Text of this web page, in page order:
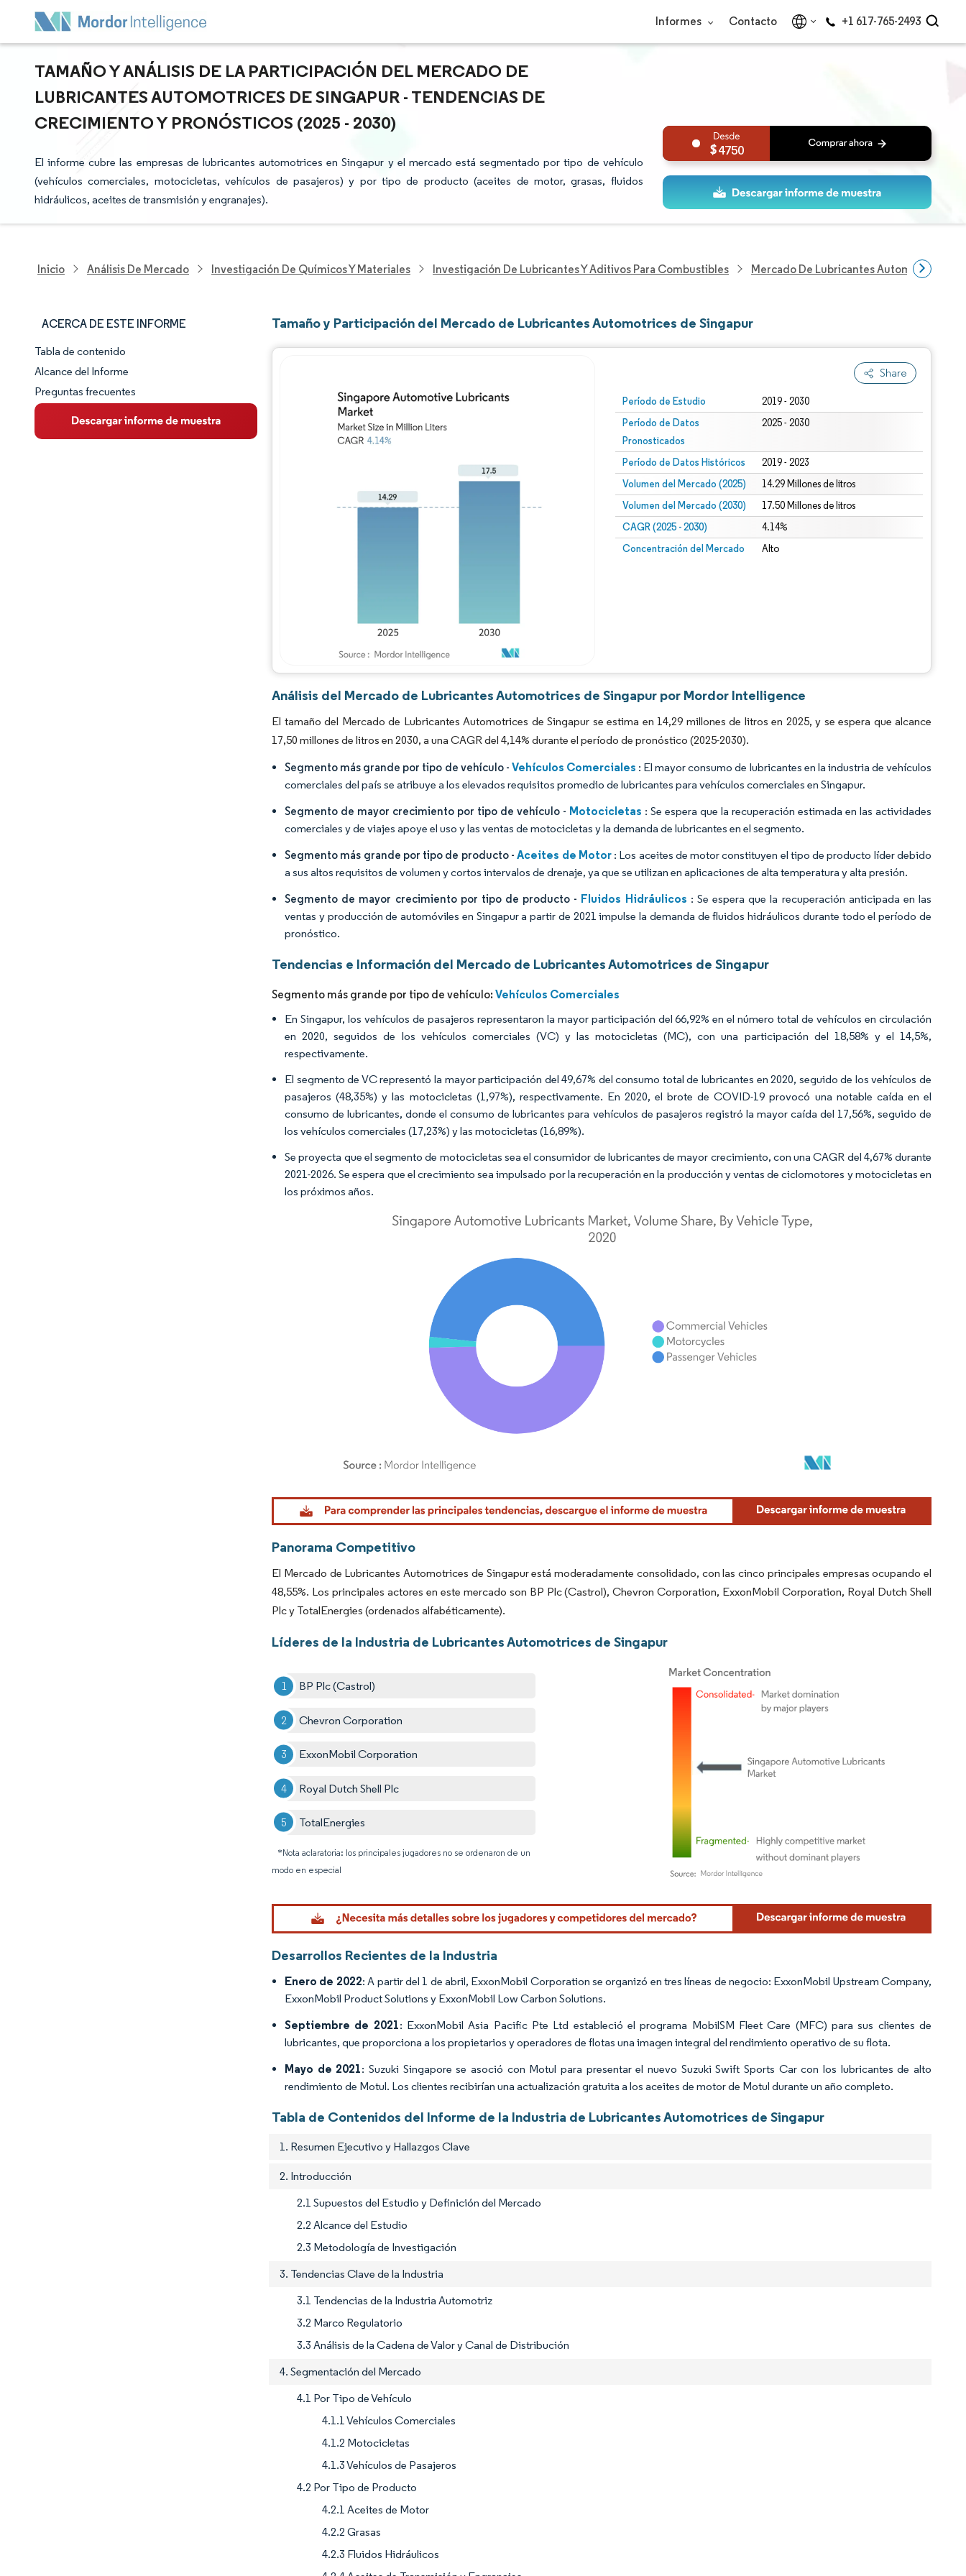
Informes Contacto +1 617-765-2493
TAMAÑO Y ANÁLISIS DE LA PARTICIPACIÓN DEL MERCADO DE
LUBRICANTES AUTOMOTRICES DE SINGAPUR - TENDENCIAS DE
CRECIMIENTO Y PRONÓSTICOS (2025 - 2030)
El informe cubre las empresas de lubricantes automotrices en Singapur y el mercado está segmentado por tipo de vehículo
(vehículos comerciales, motocicletas, vehículos de pasajeros) y por tipo de producto (aceites de motor, grasas, fluidos
hidráulicos, aceites de transmisión y engranajes).
4750
Inicio Análisis De Mercado Investigación De Químicos Y Materiales Investigación De Lubricantes Y Aditivos Para Combustibles Mercado De Lubricantes Automotrices De
ACERCA DE ESTE INFORME
Panorama del Mercado
Visión General del Mercado
Tendencias Principales del Mercado
Tabla de contenido
Alcance del Informe
Preguntas frecuentes
Tamaño y Participación del Mercado de Lubricantes Automotrices de Singapur
Share
Período de Estudio 2019 - 2030
Período de Datos
Pronosticados
2025 - 2030
Período de Datos Históricos 2019 - 2023
Volumen del Mercado (2025) 14.29 Millones de litros
Volumen del Mercado (2030) 17.50 Millones de litros
CAGR (2025 - 2030) 4.14%
Concentración del Mercado Alto
Análisis del Mercado de Lubricantes Automotrices de Singapur por Mordor Intelligence
El tamaño del Mercado de Lubricantes Automotrices de Singapur se estima en 14,29 millones de litros en 2025, y se espera que alcance
17,50 millones de litros en 2030, a una CAGR del 4,14% durante el período de pronóstico (2025-2030).
Segmento más grande por tipo de vehículo - Vehículos Comerciales : El mayor consumo de lubricantes en la industria de vehículos
comerciales del país se atribuye a los elevados requisitos promedio de lubricantes para vehículos comerciales en Singapur.
Segmento de mayor crecimiento por tipo de vehículo - Motocicletas : Se espera que la recuperación estimada en las actividades
comerciales y de viajes apoye el uso y las ventas de motocicletas y la demanda de lubricantes en el segmento.
Segmento más grande por tipo de producto -Aceites de Motor: Los aceites de motor constituyen el tipo de producto líder debido
a sus altos requisitos de volumen y cortos intervalos de drenaje, ya que se utilizan en aplicaciones de alta temperatura y alta presión.
Segmento de mayor crecimiento por tipo de producto - Fluidos Hidráulicos : Se espera que la recuperación anticipada en las
ventas y producción de automóviles en Singapur a partir de 2021 impulse la demanda de fluidos hidráulicos durante todo el período de
pronóstico.
Tendencias e Información del Mercado de Lubricantes Automotrices de Singapur
Segmento más grande por tipo de vehículo:Vehículos Comerciales
En Singapur, los vehículos de pasajeros representaron la mayor participación del 66,92% en el número total de vehículos en circulación
en 2020, seguidos de los vehículos comerciales (VC) y las motocicletas (MC), con una participación del 18,58% y el 14,5%,
respectivamente.
El segmento de VC representó la mayor participación del 49,67% del consumo total de lubricantes en 2020, seguido de los vehículos de
pasajeros (48,35%) y las motocicletas (1,97%), respectivamente. En 2020, el brote de COVID-19 provocó una notable caída en el
consumo de lubricantes, donde el consumo de lubricantes para vehículos de pasajeros registró la mayor caída del 17,56%, seguido de
los vehículos comerciales (17,23%) y las motocicletas (16,89%).
Se proyecta que el segmento de motocicletas sea el consumidor de lubricantes de mayor crecimiento, con una CAGR del 4,67% durante
2021-2026. Se espera que el crecimiento sea impulsado por la recuperación en la producción y ventas de ciclomotores y motocicletas en
los próximos años.
Imagen © Mordor Intelligence. El uso requiere atribución según CC BY 4.0.
Panorama Competitivo
El Mercado de Lubricantes Automotrices de Singapur está moderadamente consolidado, con las cinco principales empresas ocupando el
48,55%. Los principales actores en este mercado son BP Plc (Castrol), Chevron Corporation, ExxonMobil Corporation, Royal Dutch Shell
Plc y TotalEnergies (ordenados alfabéticamente).
Líderes de la Industria de Lubricantes Automotrices de Singapur
BP Plc (Castrol)
Chevron Corporation
ExxonMobil Corporation
Royal Dutch Shell Plc
TotalEnergies
*Nota aclaratoria: los principales jugadores no se ordenaron de un
modo en especial
Imagen © Mordor Intelligence. El uso requiere atribución según CC BY 4.0.
Desarrollos Recientes de la Industria
Enero de 2022: A partir del 1 de abril, ExxonMobil Corporation se organizó en tres líneas de negocio: ExxonMobil Upstream Company,
ExxonMobil Product Solutions y ExxonMobil Low Carbon Solutions.
Septiembre de 2021: ExxonMobil Asia Pacific Pte Ltd estableció el programa MobilSM Fleet Care (MFC) para sus clientes de
lubricantes, que proporciona a los propietarios y operadores de flotas una imagen integral del rendimiento operativo de su flota.
Mayo de 2021: Suzuki Singapore se asoció con Motul para presentar el nuevo Suzuki Swift Sports Car con los lubricantes de alto
rendimiento de Motul. Los clientes recibirían una actualización gratuita a los aceites de motor de Motul durante un año completo.
Tabla de Contenidos del Informe de la Industria de Lubricantes Automotrices de Singapur
1. Resumen Ejecutivo y Hallazgos Clave
2. Introducción
2.1 Supuestos del Estudio y Definición del Mercado
2.2 Alcance del Estudio
2.3 Metodología de Investigación
3. Tendencias Clave de la Industria
3.1 Tendencias de la Industria Automotriz
3.2 Marco Regulatorio
3.3 Análisis de la Cadena de Valor y Canal de Distribución
4. Segmentación del Mercado
4.1 Por Tipo de Vehículo
4.1.1 Vehículos Comerciales
4.1.2 Motocicletas
4.1.3 Vehículos de Pasajeros
4.2 Por Tipo de Producto
4.2.1 Aceites de Motor
4.2.2 Grasas
4.2.3 Fluidos Hidráulicos